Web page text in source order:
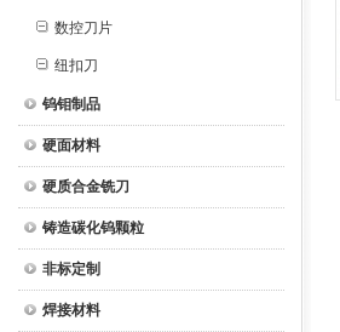
数控刀片
纽扣刀
钨钼制品
硬面材料
硬质合金铣刀
铸造碳化钨颗粒
非标定制
焊接材料